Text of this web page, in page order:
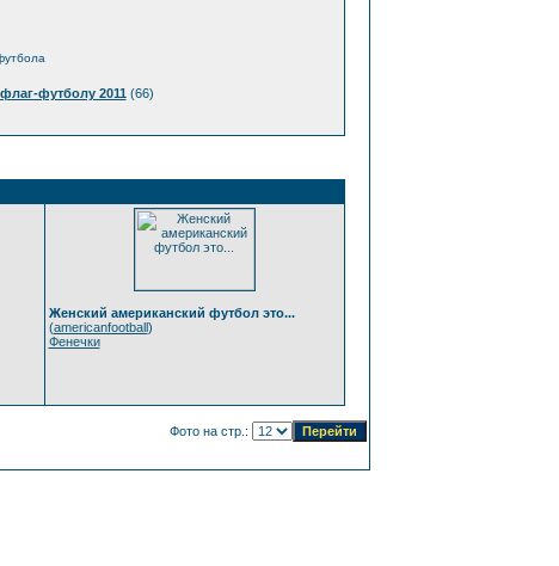
футболу 2011(66)
Женский американский футбол это...
(americanfootball)
Фенечки
Фото на стр.: